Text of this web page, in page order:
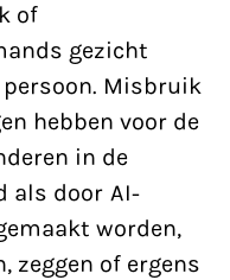
of
gezicht
persoon. Misbruik
hebben voor de
in de
als door AI-
worden,
zeggen of ergens